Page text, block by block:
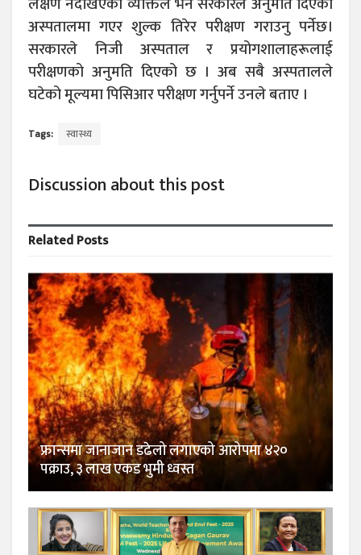
अस्पतालमा गएर शुल्क तिरेर परीक्षण गराउनु पर्नेछ।
सरकारले निजी अस्पताल र प्रयोगशालाहरूलाई
परीक्षणको अनुमति दिएको छ । अब सबै अस्पतालले
घटेको मूल्यमा पिसिआर परीक्षण गर्नुपर्ने उनले बताए ।
Tags: स्वास्थ्य
Discussion about this post
RelatedPosts
फ्रान्समा जानाजान डढेलो लगाएको आरोपमा ४२०
पक्राउ, ३ लाख एकड भुमी ध्वस्त